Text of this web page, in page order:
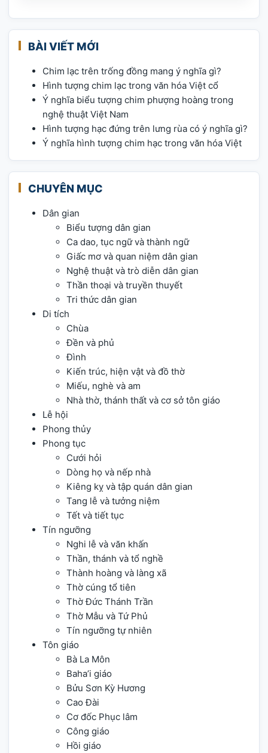
BÀI VIẾT MỚI
Chim lạc trên trống đồng mang ý nghĩa gì?
Hình tượng chim lạc trong văn hóa Việt cổ
Ý nghĩa biểu tượng chim phượng hoàng trong
nghệ thuật Việt Nam
Hình tượng hạc đứng trên lưng rùa có ý nghĩa gì?
Ý nghĩa hình tượng chim hạc trong văn hóa Việt
CHUYÊN MỤC
Dân gian
Biểu tượng dân gian
Ca dao, tục ngữ và thành ngữ
Giấc mơ và quan niệm dân gian
Nghệ thuật và trò diễn dân gian
Thần thoại và truyền thuyết
Tri thức dân gian
Di tích
Chùa
Đền và phủ
Đình
Kiến trúc, hiện vật và đồ thờ
Miếu, nghè và am
Nhà thờ, thánh thất và cơ sở tôn giáo
Lễ hội
Phong thủy
Phong tục
Cưới hỏi
Dòng họ và nếp nhà
Kiêng kỵ và tập quán dân gian
Tang lễ và tưởng niệm
Tết và tiết tục
Tín ngưỡng
Nghi lễ và văn khấn
Thần, thánh và tổ nghề
Thành hoàng và làng xã
Thờ cúng tổ tiên
Thờ Đức Thánh Trần
Thờ Mẫu và Tứ Phủ
Tín ngưỡng tự nhiên
Tôn giáo
Bà La Môn
Baha’i giáo
Bửu Sơn Kỳ Hương
Cao Đài
Cơ đốc Phục lâm
Công giáo
Hồi giáo